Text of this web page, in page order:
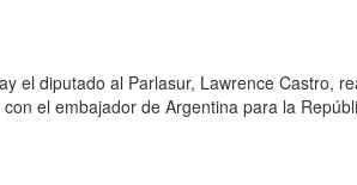
el diputado al Parlasur, Lawrence Castro,
el embajador de Argentina para la